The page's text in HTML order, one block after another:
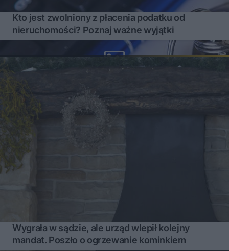
Kto jest zwolniony z płacenia podatku od
nieruchomości? Poznaj ważne wyjątki
Wygrała w sądzie, ale urząd wlepił kolejny
mandat. Poszło o ogrzewanie kominkiem